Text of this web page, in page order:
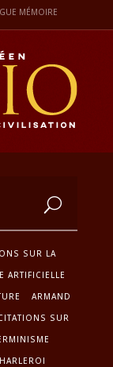
MÉMOIRE
SUR LA
ARTIFICIELLE
ARMAND
SUR